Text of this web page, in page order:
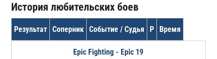
История любительских боев
Результат Соперник Событие / Судья Р Время
Epic Fighting - Epic 19